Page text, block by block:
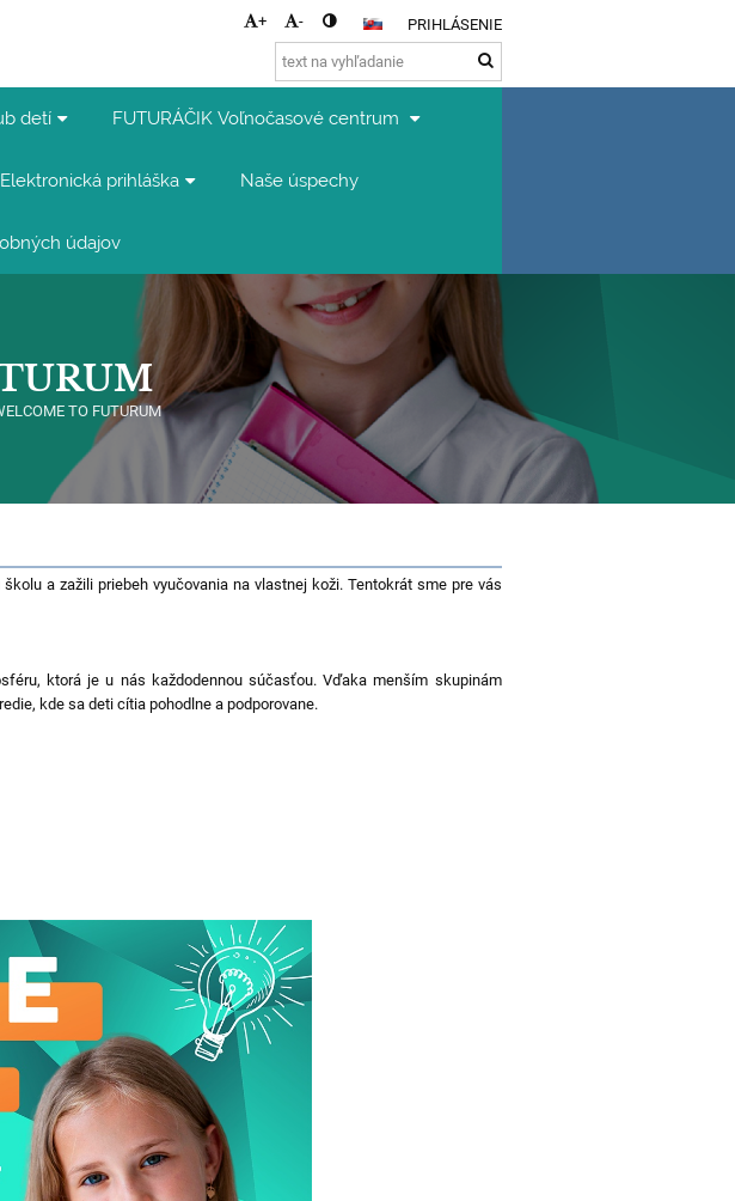
+ - PRIHLÁSENIE
detí FUTURÁČIK Voľnočasové centrum
Elektronická prihláška Naše úspechy
údajov
TO FUTURUM
a zažili priebeh vyučovania na vlastnej koži. Tentokrát sme pre vás
ktorá je u nás každodennou súčasťou. Vďaka menším skupinám
kde sa deti cítia pohodlne a podporovane.